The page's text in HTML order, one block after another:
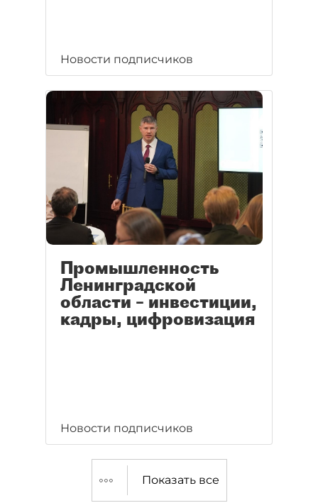
Новости подписчиков
Промышленность
Ленинградской
области – инвестиции,
кадры, цифровизация
Новости подписчиков
Показать все